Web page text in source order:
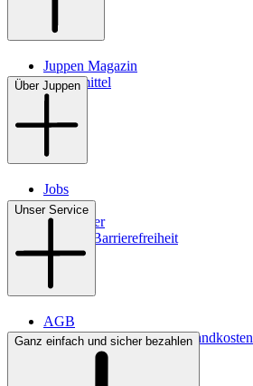
Juppen Magazin
Pflegemittel
Über Juppen
Jobs
Filialen
Newsletter
Digitale Barrierefreiheit
Unser Service
AGB
Lieferbedingungen & Versandkosten
Bezahlung
Ganz einfach und sicher bezahlen